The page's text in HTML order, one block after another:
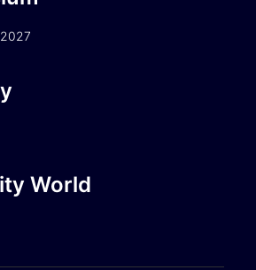
World